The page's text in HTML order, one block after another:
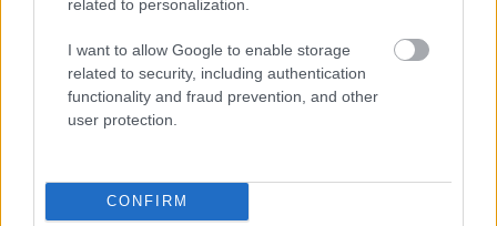
related to personalization.
I want to allow Google to enable storage
related to security, including authentication
functionality and fraud prevention, and other
user protection.
CONFIRM